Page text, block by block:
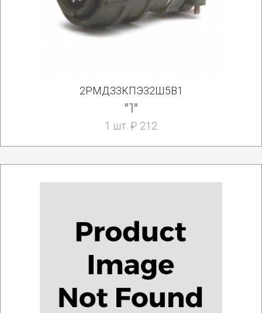
2РМД33КПЭ32Ш5В1
"1"
1 шт. ₽ 212